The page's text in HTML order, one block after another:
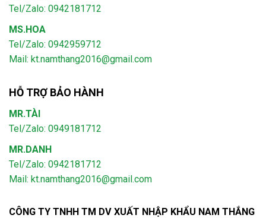
Tel/Zalo: 0942181712
MS.HOA
Tel/Zalo: 0942959712
Mail: kt.namthang2016@gmail.com
HỖ TRỢ BẢO HÀNH
MR.TÀI
Tel/Zalo: 0949181712
MR.DANH
Tel/Zalo: 0942181712
Mail: kt.namthang2016@gmail.com
CÔNG TY TNHH TM DV XUẤT NHẬP KHẨU NAM THẮNG